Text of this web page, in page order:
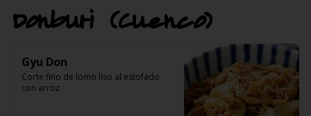
Donburi (Cuenco)
Gyu Don
Corte fino de lomo liso al estofado
con arroz